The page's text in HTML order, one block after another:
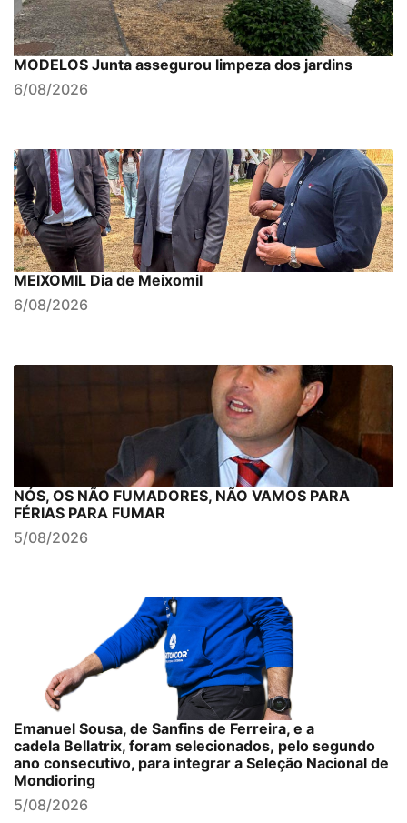
MODELOS Junta assegurou limpeza dos jardins
6/08/2026
MEIXOMIL Dia de Meixomil
6/08/2026
NÓS, OS NÃO FUMADORES, NÃO VAMOS PARA
FÉRIAS PARA FUMAR
5/08/2026
Emanuel Sousa, de Sanfins de Ferreira, e a
cadela Bellatrix, foram selecionados, pelo segundo
ano consecutivo, para integrar a Seleção Nacional de
Mondioring
5/08/2026